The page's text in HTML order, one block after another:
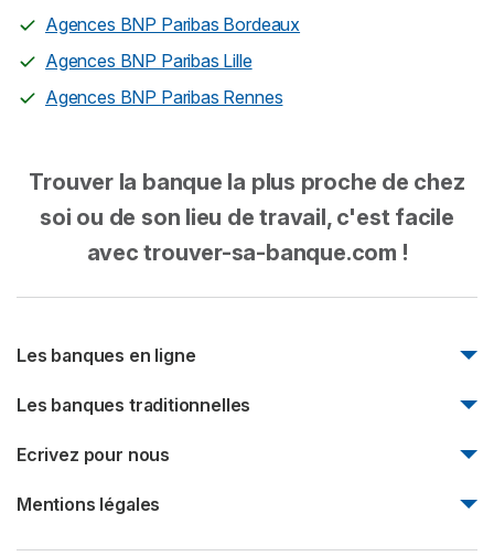
Agences BNP Paribas Bordeaux
Agences BNP Paribas Lille
Agences BNP Paribas Rennes
Trouver la banque la plus proche de chez
soi ou de son lieu de travail, c'est facile
avec trouver-sa-banque.com !
Les banques en ligne
Monabanq
Fortuneo
Les banques traditionnelles
Natixis
Société marseillaise de crédit
Ecrivez pour nous
Ecrivez pour nous
Mentions légales